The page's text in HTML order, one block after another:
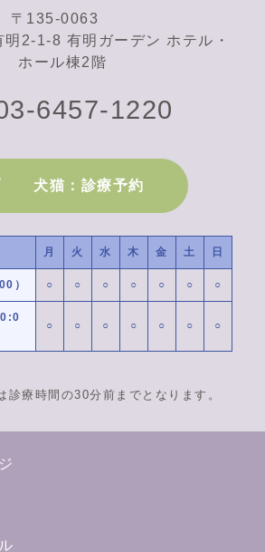
〒135-0063
明2-1-8 有明ガーデン ホテル・
ホール棟2階
6457-1220
犬猫：診療予約
月 火 水 木 金 土 日
） ○ ○ ○ ○ ○ ○ ○
○ ○ ○ ○ ○ ○ ○
診療時間の30分前までとなります。